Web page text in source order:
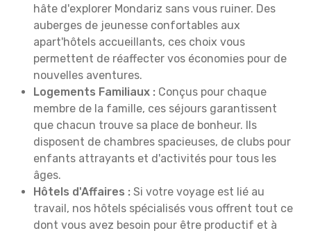
hâte d'explorer Mondariz sans vous ruiner. Des
auberges de jeunesse confortables aux
apart'hôtels accueillants, ces choix vous
permettent de réaffecter vos économies pour de
nouvelles aventures.
Logements Familiaux : Conçus pour chaque
membre de la famille, ces séjours garantissent
que chacun trouve sa place de bonheur. Ils
disposent de chambres spacieuses, de clubs pour
enfants attrayants et d'activités pour tous les
âges.
Hôtels d'Affaires : Si votre voyage est lié au
travail, nos hôtels spécialisés vous offrent tout ce
dont vous avez besoin pour être productif et à